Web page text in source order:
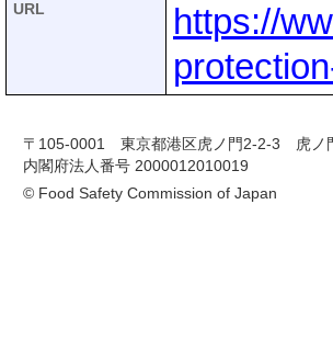
URL
https://
〒105-0001 東京都港区虎ノ門2-2-3 虎ノ
内閣府法人番号 2000012010019
© Food Safety Commission of Japan